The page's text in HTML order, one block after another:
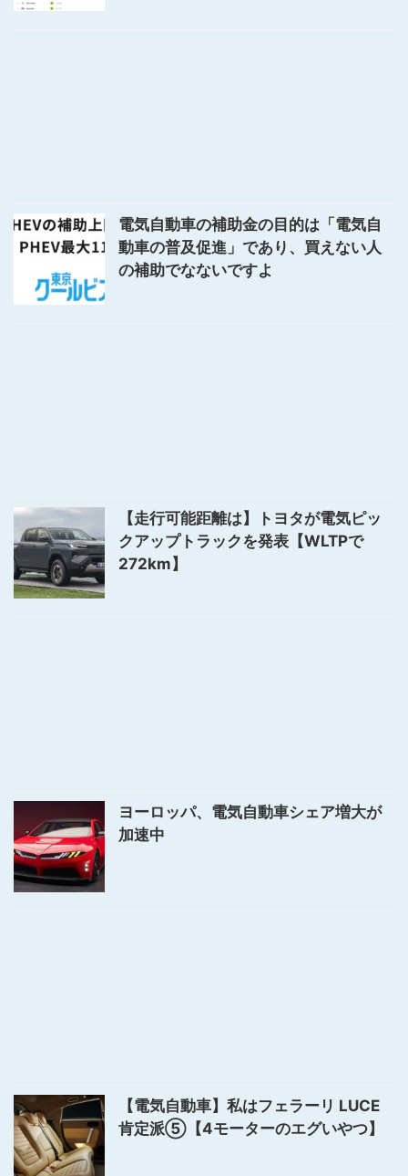
電気自動車の補助金の目的は「電気自
動車の普及促進」であり、買えない人
の補助でなないですよ
【走行可能距離は】トヨタが電気ピッ
クアップトラックを発表【WLTPで
272km】
ヨーロッパ、電気自動車シェア増大が
加速中
【電気自動車】私はフェラーリ LUCE
肯定派⑤【4モーターのエグいやつ】